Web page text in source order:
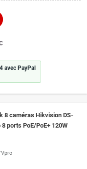
avec PayPal
8 caméras Hikvision DS-
ports PoE/PoE+ 120W